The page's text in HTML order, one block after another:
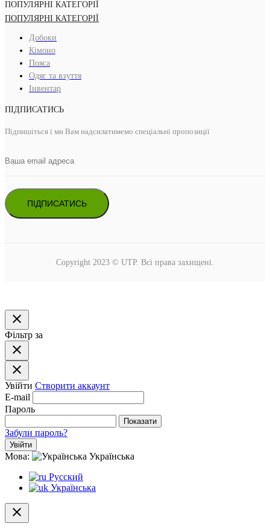
ПОПУЛЯРНІ КАТЕГОРІЇ
ПОПУЛЯРНІ КАТЕГОРІЇ
Добоки
Кімоно
Пояса
Одяг та взуття
Інвентар
ПІДПИСАТИСЬ
Підпишіться і ми Вам надсилатимемо спеціальні пропозиції
ПІДПИСАТИСЬ
Copyright 2023 © UTP. Всі права захищені.
close
Фільтр за
close
close
Увійти Створити аккаунт
E-mail
Пароль
Показати
Забули пароль?
Увійти
Мова:
Українська
Русский
Українська
close